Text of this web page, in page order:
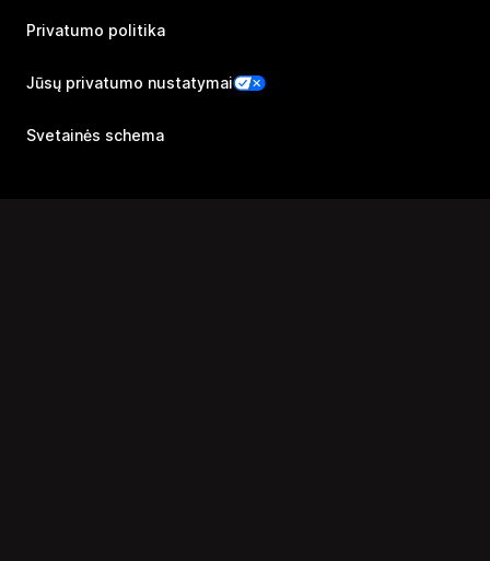
Privatumo politika
Jūsų privatumo nustatymai
Svetainės schema